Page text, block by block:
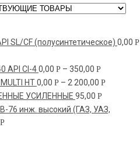
SL/CF (полусинтетическое) 0,00 Р
API CI-40,00 Р – 350,00 Р
HT0,00 Р – 2 200,00 Р
УСИЛЕННЫЕ 95,00 Р
76 инж. высокий (ГАЗ, УАЗ,
Р